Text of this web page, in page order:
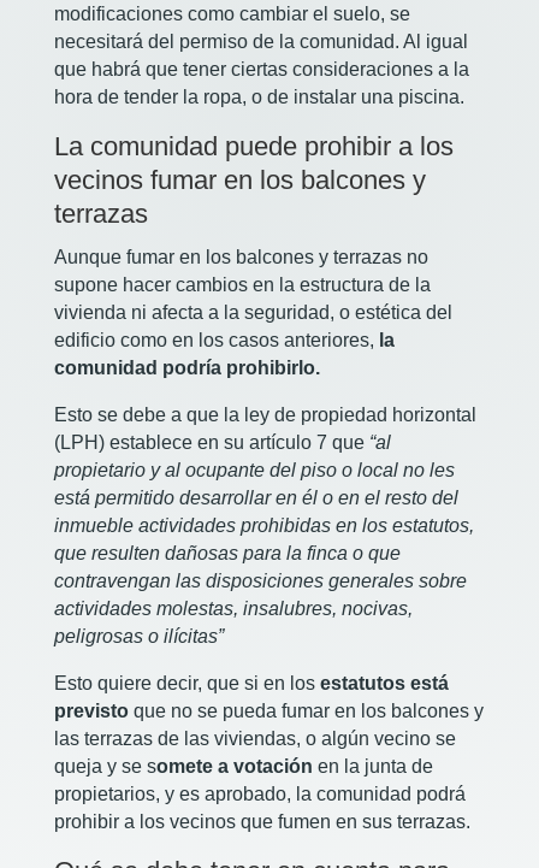
modificaciones como cambiar el suelo, se
necesitará del permiso de la comunidad. Al igual
que habrá que tener ciertas consideraciones a la
hora de tender la ropa, o de instalar una piscina.
La comunidad puede prohibir a los
vecinos fumar en los balcones y
terrazas
Aunque fumar en los balcones y terrazas no
supone hacer cambios en la estructura de la
vivienda ni afecta a la seguridad, o estética del
edificio como en los casos anteriores, la
comunidad podría prohibirlo.
Esto se debe a que la ley de propiedad horizontal
(LPH) establece en su artículo 7 que “al
propietario y al ocupante del piso o local no les
está permitido desarrollar en él o en el resto del
inmueble actividades prohibidas en los estatutos,
que resulten dañosas para la finca o que
contravengan las disposiciones generales sobre
actividades molestas, insalubres, nocivas,
peligrosas o ilícitas”
Esto quiere decir, que si en losestatutos está
previsto que no se pueda fumar en los balcones y
las terrazas de las viviendas, o algún vecino se
queja y se somete a votación en la junta de
propietarios, y es aprobado, la comunidad podrá
prohibir a los vecinos que fumen en sus terrazas.